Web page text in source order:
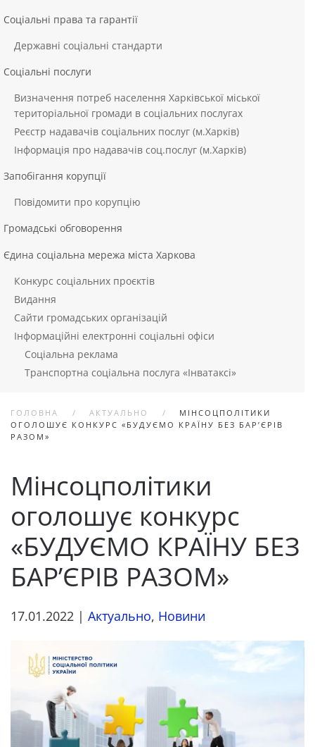
Соціальні права та гарантії
Державні соціальні стандарти
Соціальні послуги
Визначення потреб населення Харківської міської
територіальної громади в соціальних послугах
Реєстр надавачів соціальних послуг (м.Харків)
Інформація про надавачів соц.послуг (м.Харків)
Запобігання корупції
Повідомити про корупцію
Громадські обговорення
Єдина соціальна мережа міста Харкова
Конкурс соціальних проєктів
Видання
Сайти громадських організацій
Інформаційні електронні соціальні офіси
Соціальна реклама
Транспортна соціальна послуга «Інватаксі»
ГОЛОВНА АКТУАЛЬНО
МІНСОЦПОЛІТИКИ
ОГОЛОШУЄ КОНКУРС «БУДУЄМО КРАЇНУ БЕЗ БАР’ЄРІВ
РАЗОМ»
Мінсоцполітики
оголошує конкурс
«БУДУЄМО КРАЇНУ БЕЗ
БАР’ЄРІВ РАЗОМ»
17.01.2022 | Актуально, Новини